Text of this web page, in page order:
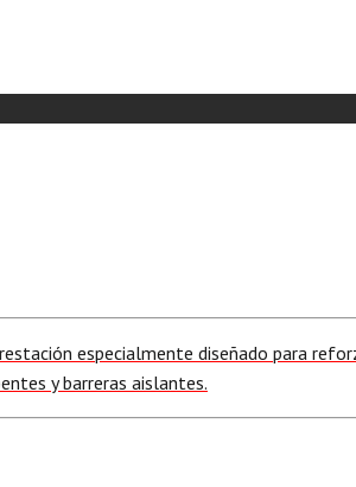
especialmente diseñado para
y barreras aislantes.